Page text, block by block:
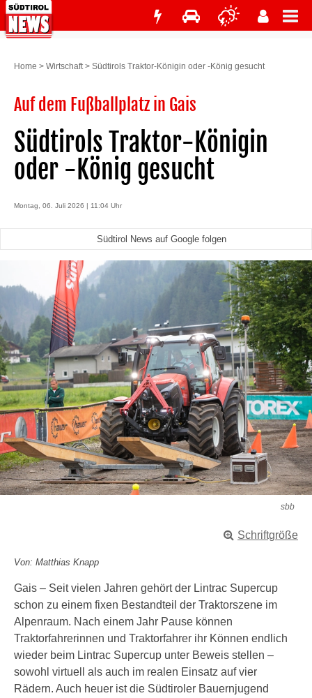
Home > Wirtschaft> Südtirols Traktor-Königin oder -König gesucht
Auf dem Fußballplatz in Gais
Südtirols Traktor-Königin
oder -König gesucht
Montag, 06. Juli 2026 | 11:04 Uhr
Südtirol News auf Google folgen
sbb
Schriftgröße
Von: Matthias Knapp
Gais – Seit vielen Jahren gehört der Lintrac Supercup
schon zu einem fixen Bestandteil der Traktorszene im
Alpenraum. Nach einem Jahr Pause können
Traktorfahrerinnen und Traktorfahrer ihr Können endlich
wieder beim Lintrac Supercup unter Beweis stellen –
sowohl virtuell als auch im realen Einsatz auf vier
Rädern. Auch heuer ist die Südtiroler Bauernjugend